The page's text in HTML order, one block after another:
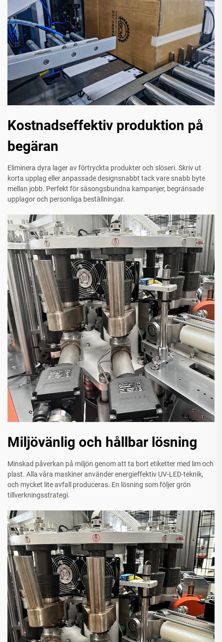
Kostnadseffektiv produktion på
begäran
Eliminera dyra lager av förtryckta produkter och slöseri. Skriv ut
korta upplag eller anpassade designsnabbt tack vare snabb byte
mellan jobb. Perfekt för säsongsbundna kampanjer, begränsade
upplagor och personliga beställningar.
Miljövänlig och hållbar lösning
Minskad påverkan på miljön genom att ta bort etiketter med lim och
plast. Alla våra maskiner använder energieffektiv UV-LED-teknik,
och mycket lite avfall produceras. En lösning som följer grön
tillverkningsstrategi.